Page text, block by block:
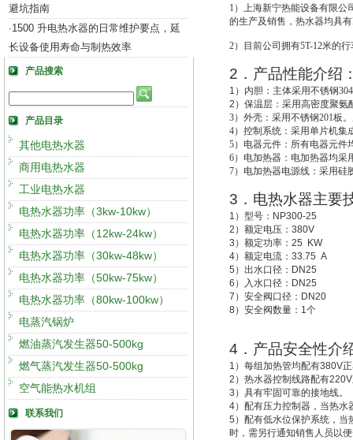
避坑指南
·1500 升电热水器的日常维护要点，延
长设备使用寿命与制热效率
产品搜索
产品目录
其他电热水器
商用电热水器
工业电热水器
电热水器功率（3kw-10kw）
电热水器功率（12kw-24kw）
电热水器功率（30kw-48kw）
电热水器功率（50kw-75kw）
电热水器功率（80kw-100kw）
电蒸汽锅炉
燃油蒸汽发生器50-500kg
燃气蒸汽发生器50-500kg
空气能热水机组
联系我们
1 ）上海新宁热能设备有限公
的生产及销售，热水器均具
2）目前公司拥有5T-12米的
2 ．产品性能介绍
1 ） 内胆：主体采用不锈钢
2 ） 保温层：采用高密度聚氨
3）外壳：采用不锈钢201板
4）控制系统：采用单片机集
5）电器元件：所有电器元件
6）电加热器：电加热器均采
7）电加热器电源线：采用硅
3 ．电热水器主要
1 ）型号： NP300-25
2 ）额定电压： 380V
3 ）额定功率： 25 KW
4）额定电流： 33.75 A
5 ）出水口径： DN25
6 ）入水口径： DN25
7 ）安全阀口径： DN20
8）安全阀数量： 1个
4 ．产品安全性介
1 ）每组加热管均配有380V
2 ）热水器控制线路配有220V
3 ）具有牢固可靠的接地线。
4）配有压力控制器，当热水
5 ）配有低水位保护系统， 当
时，需另行通知销售人员以